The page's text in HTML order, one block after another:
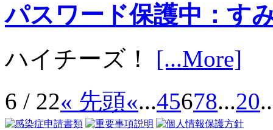
パスワード保護中：
ハイチーズ！ [...More]
6 / 22« 先頭«...45678...20